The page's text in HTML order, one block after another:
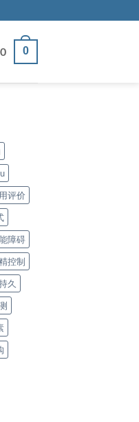
0
评价
障碍
控制
久